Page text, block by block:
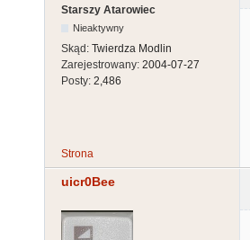
Starszy Atarowiec
Nieaktywny
Skąd: Twierdza Modlin
Zarejestrowany: 2004-07-27
Posty: 2,486
Strona
uicr0Bee